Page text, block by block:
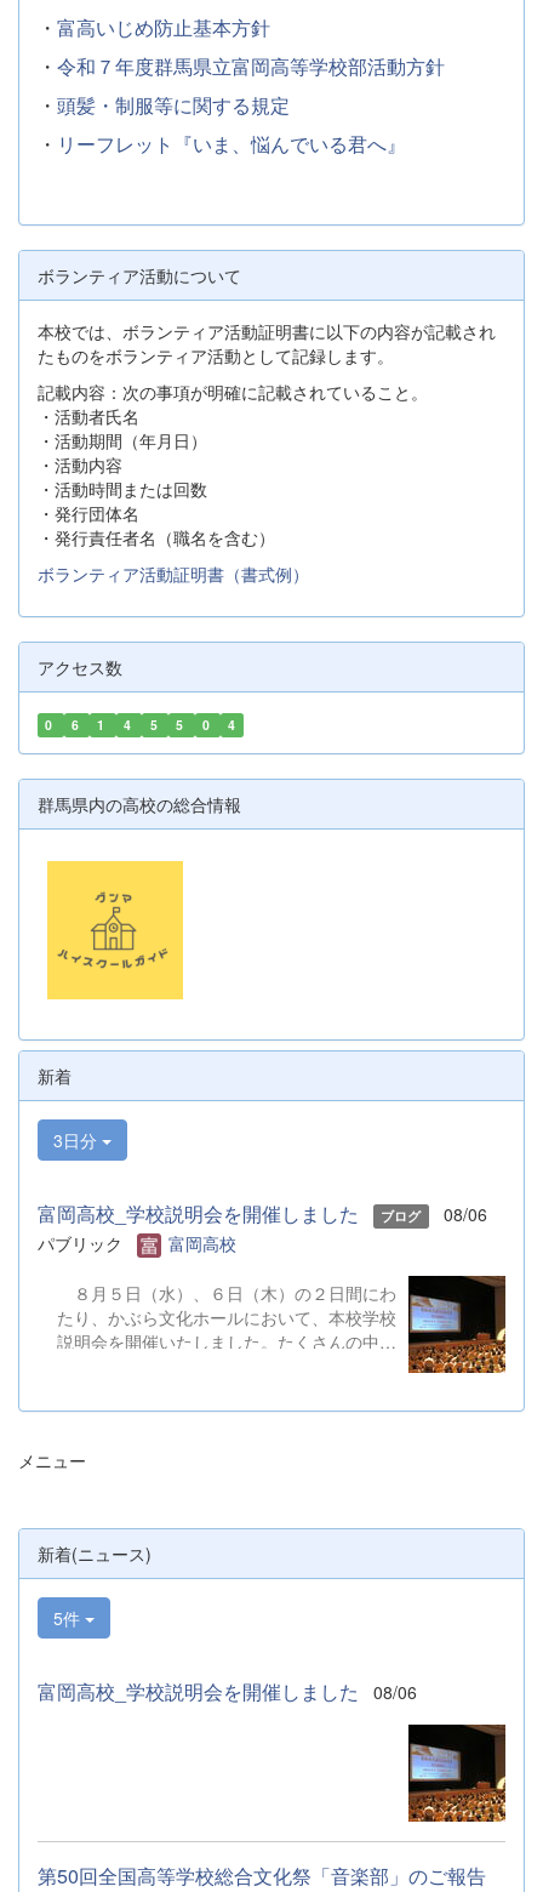
・ 富高いじめ防止基本方針
・ 令和７年度群馬県立富岡高等学校部活動方針
・ 頭髪・制服等に関する規定
・ リーフレット『いま、悩んでいる君へ』
ボランティア活動について
本校では、ボランティア活動証明書に以下の内容が記載され
たものをボランティア活動として記録します。
記載内容：次の事項が明確に記載されていること。
・活動者氏名
・活動期間（年月日）
・活動内容
・活動時間または回数
・発行団体名
・発行責任者名（職名を含む）
ボランティア活動証明書（書式例）
アクセス数
0 6 1 4 5 5 0 4
群馬県内の高校の総合情報
新着
3日分
富岡高校_学校説明会を開催しました ブログ
08/06
パブリック
富岡高校
８月５日（水）、６日（木）の２日間にわ
たり、かぶら文化ホールにおいて、本校学校
説明会を開催いたしました。たくさんの中学
した。 また、各日およそ80名のボランテ
明、探究発表などの運営に携わりました。生
なお、本校は今年度、群馬県教育委員会か
らSAH+ Leading Schoolに認定されていま
す。富岡高校は、これからも「自ら考え、判
断し、行動できる生徒の育成」に取り組んで
まいります。
メニュー
新着(ニュース)
5件
富岡高校_学校説明会を開催しました 08/06
第50回全国高等学校総合文化祭「音楽部」のご報告